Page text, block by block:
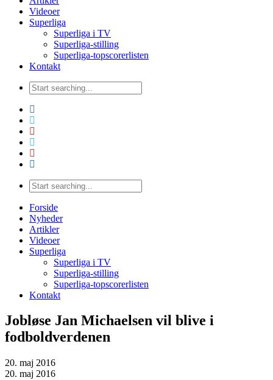
Videoer
Superliga
Superliga i TV
Superliga-stilling
Superliga-topscorerlisten
Kontakt
Forside
Nyheder
Artikler
Videoer
Superliga
Superliga i TV
Superliga-stilling
Superliga-topscorerlisten
Kontakt
Jobløse Jan Michaelsen vil blive i
fodboldverdenen
20. maj 2016
20. maj 2016